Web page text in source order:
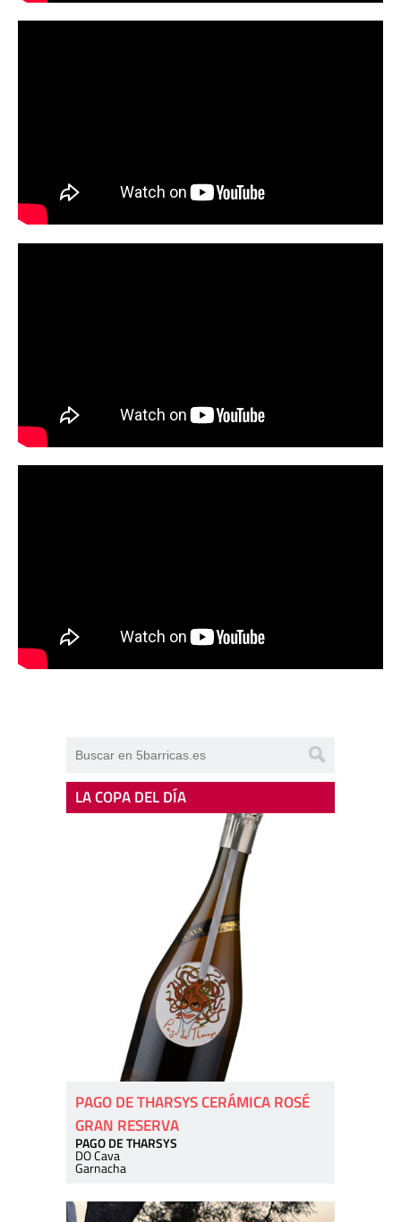
LA COPA DEL DÍA
PAGO DE THARSYS CERÁMICA ROSÉ
GRAN RESERVA
PAGO DE THARSYS
DO Cava
Garnacha